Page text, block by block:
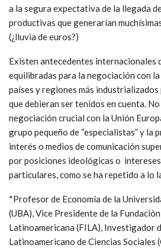
a la segura expectativa de la llegada
productivas que generarían
(¿lluvia de euros?)
Existen antecedentes internacionales
equilibradas para la negociación con
países y regiones más
que debieran ser tenidos en cuenta.
negociación crucial con la Unión
grupo pequeño de “especialistas” y la
interés o medios de comunicación
por posiciones ideológicas o
particulares, como se ha repetido a lo
*Profesor de Economía de la
(UBA), Vice Presidente de la
Latinoamericana (FILA), Investigador
Latinoamericano de Ciencias Sociales